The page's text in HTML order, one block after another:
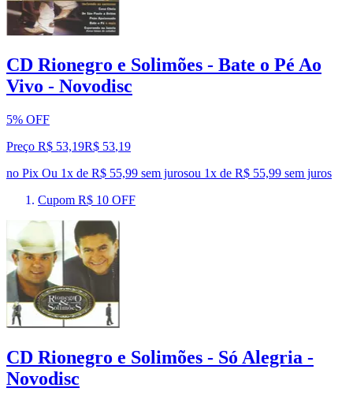
CD Rionegro e Solimões - Bate o Pé Ao
Vivo - Novodisc
5% OFF
Preço R$ 53,19R$ 53,19
no Pix Ou 1x de R$ 55,99 sem jurosou 1x de R$ 55,99 sem juros
Cupom R$ 10 OFF
CD Rionegro e Solimões - Só Alegria -
Novodisc